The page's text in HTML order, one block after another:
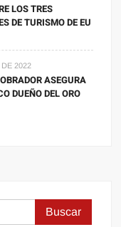
LOS TRES
DE TURISMO DE EU
DE 2022
ASEGURA
DUEÑO DEL ORO
Buscar: